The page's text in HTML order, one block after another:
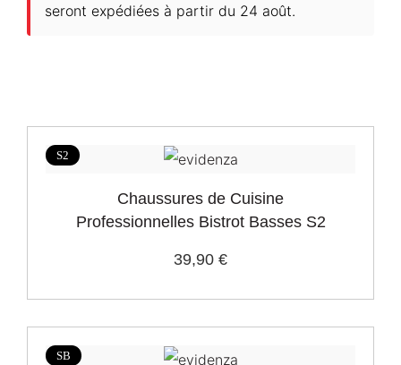
seront expédiées à partir du 24 août.
Secteur
Cuisine et restauration 11
Single density PU 10
S2
Chaussures de Cuisine
Professionnelles Bistrot Basses S2
39,90 €
SB